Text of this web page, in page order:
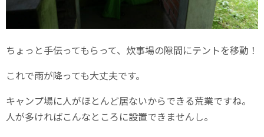
ちょっと手伝ってもらって、炊事場の隙間にテントを移動！
これで雨が降っても大丈夫です。
キャンプ場に人がほとんど居ないからできる荒業ですね。
人が多ければこんなところに設置できませんし。